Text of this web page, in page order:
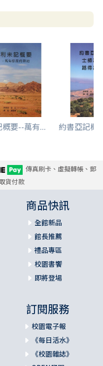
要--萬有... 約書亞記概
傳真刷卡、虛擬轉帳、郵
貨付款
商品快訊
全館新品
館長推薦
禮品專區
校園書饗
即將登場
訂閱服務
校園電子報
《每日活水》
《校園雜誌》